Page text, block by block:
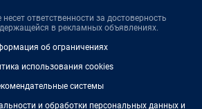
ответственности за достоверность
в рекламных объявлениях.
об ограничениях
использования cookies
системы
и обработки персональных данных и